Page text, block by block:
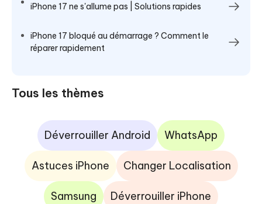
iPhone 17 ne s'allume pas | Solutions rapides
iPhone 17 bloqué au démarrage ? Comment le
réparer rapidement
Tous les thèmes
Déverrouiller Android WhatsApp
Astuces iPhone Changer Localisation
Samsung Déverrouiller iPhone